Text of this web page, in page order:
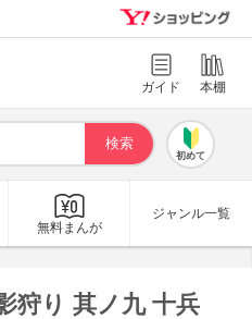
ガイド 本棚
初めて
無料まんが
ジャンル一覧
狩り 其ノ九 十兵